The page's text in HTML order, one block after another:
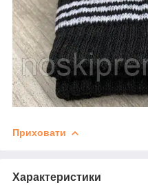
Приховати
Характеристики